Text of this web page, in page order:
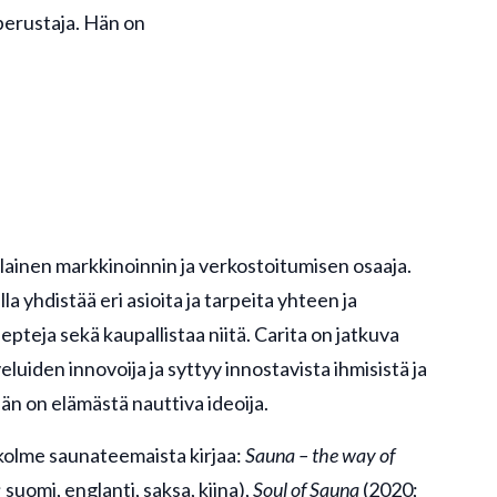
Hän on
markkinoinnin ja verkostoitumisen osaaja.
yhdistää eri asioita ja tarpeita yhteen ja
sekä kaupallistaa niitä. Carita on jatkuva
innovoija ja syttyy innostavista ihmisistä ja
on elämästä nauttiva ideoija.
saunateemaista kirjaa:Sauna – the way of
englanti, saksa, kiina),Soul of Sauna(2020;